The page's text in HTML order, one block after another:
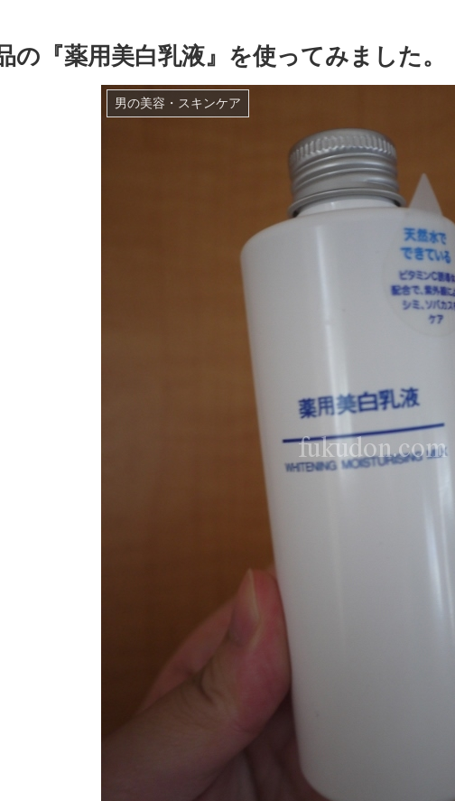
の『薬用美白乳液』を使ってみました。
男の美容・スキンケア